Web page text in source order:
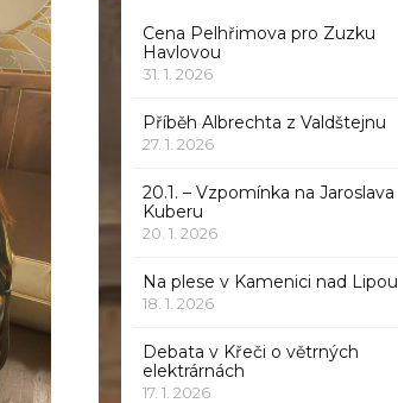
Cena Pelhřimova pro Zuzku
Havlovou
31. 1. 2026
Příběh Albrechta z Valdštejnu
27. 1. 2026
20.1. – Vzpomínka na Jaroslava
Kuberu
20. 1. 2026
Na plese v Kamenici nad Lipou
18. 1. 2026
Debata v Křeči o větrných
elektrárnách
17. 1. 2026